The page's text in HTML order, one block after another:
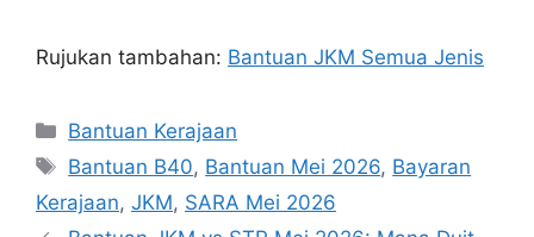
Rujukan tambahan: Bantuan JKM Semua Jenis
Categories
Bantuan Kerajaan
Tags
Bantuan B40, Bantuan Mei 2026, Bayaran
Kerajaan, JKM, SARA Mei 2026